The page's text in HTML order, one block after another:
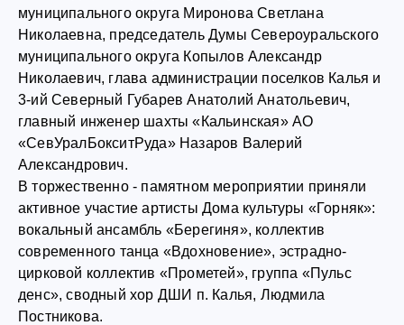
муниципального округа Миронова Светлана
Николаевна, председатель Думы Североуральского
муниципального округа Копылов Александр
Николаевич, глава администрации поселков Калья и
3-ий Северный Губарев Анатолий Анатольевич,
главный инженер шахты «Кальинская» АО
«СевУралБокситРуда» Назаров Валерий
Александрович.
В торжественно - памятном мероприятии приняли
активное участие артисты Дома культуры «Горняк»:
вокальный ансамбль «Берегиня», коллектив
современного танца «Вдохновение», эстрадно-
цирковой коллектив «Прометей», группа «Пульс
денс», сводный хор ДШИ п. Калья, Людмила
Постникова.